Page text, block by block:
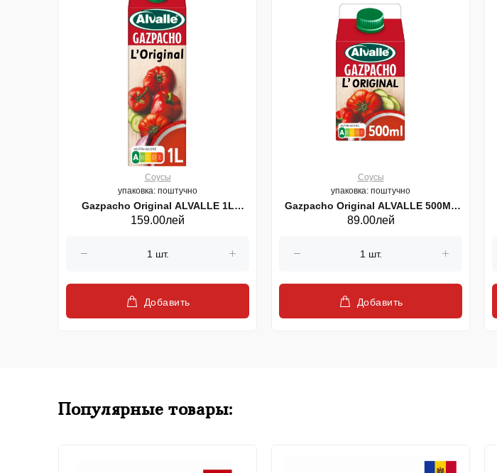
Соусы
упаковка: поштучно
Gazpacho Original ALVALLE 1L
(20801)
159.00лей
Добавить
Соусы
упаковка: поштучно
Gazpacho Original ALVALLE 500ML
(20801)
89.00лей
Добавить
Популярные товары: